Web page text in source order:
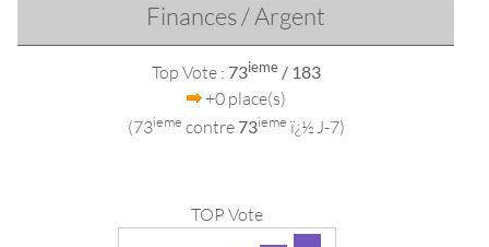
Finances / Argent
Top Vote : 73ieme/ 183
+0 place(s)
(73ieme contre 73ieme ï¿½ J-7)
TOP Vote